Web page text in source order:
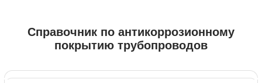
Справочник по антикоррозионному
покрытию трубопроводов